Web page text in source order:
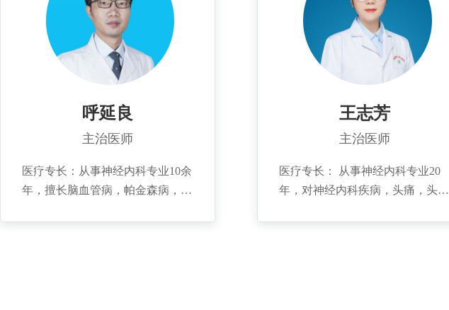
癫痫专业委员会副主任委员，青岛
市医学会脑血管病分会委员，山东
省脑血管病防治协会神经科学专业
委员会常委，山东省脑血管病防治
协会神经急救专业委员，青岛市卒
中质控中心专家组成员。 1992年
毕业于包头医学院临床医学系，医
学学士，从医执教30年，积累了丰
重症脑血管病、癫痫持续状态等危
重病人。曾作为项目负责人参与山
2008年曾到北京大学人民医院进修
学习，曾在国内知名杂志上发表专
呼延良
主治医师
医疗专长：从事神经内科专业10余
年，擅长脑血管病，帕金森病，认
王志芳
主治医师
医疗专长： 从事神经内科专业20
年，对神经内科疾病，头痛，头